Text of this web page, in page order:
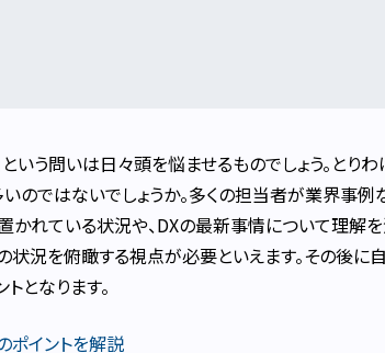
いう問いは日々頭を悩ませるものでしょう。とり
のではないでしょうか。多くの担当者が業界事例
れている状況や、DXの最新事情について理解
状況を俯瞰する視点が必要といえます。その後に
となります。
ポイントを解説